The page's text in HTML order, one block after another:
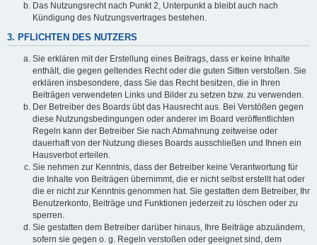
Das Nutzungsrecht nach Punkt 2, Unterpunkt a bleibt auch nach
Kündigung des Nutzungsvertrages bestehen.
3. PFLICHTEN DES NUTZERS
Sie erklären mit der Erstellung eines Beitrags, dass er keine Inhalte
enthält, die gegen geltendes Recht oder die guten Sitten verstoßen. Sie
erklären insbesondere, dass Sie das Recht besitzen, die in Ihren
Beiträgen verwendeten Links und Bilder zu setzen bzw. zu verwenden.
Der Betreiber des Boards übt das Hausrecht aus. Bei Verstößen gegen
diese Nutzungsbedingungen oder anderer im Board veröffentlichten
Regeln kann der Betreiber Sie nach Abmahnung zeitweise oder
dauerhaft von der Nutzung dieses Boards ausschließen und Ihnen ein
Hausverbot erteilen.
Sie nehmen zur Kenntnis, dass der Betreiber keine Verantwortung für
die Inhalte von Beiträgen übernimmt, die er nicht selbst erstellt hat oder
die er nicht zur Kenntnis genommen hat. Sie gestatten dem Betreiber, Ihr
Benutzerkonto, Beiträge und Funktionen jederzeit zu löschen oder zu
sperren.
Sie gestatten dem Betreiber darüber hinaus, Ihre Beiträge abzuändern,
sofern sie gegen o. g. Regeln verstoßen oder geeignet sind, dem